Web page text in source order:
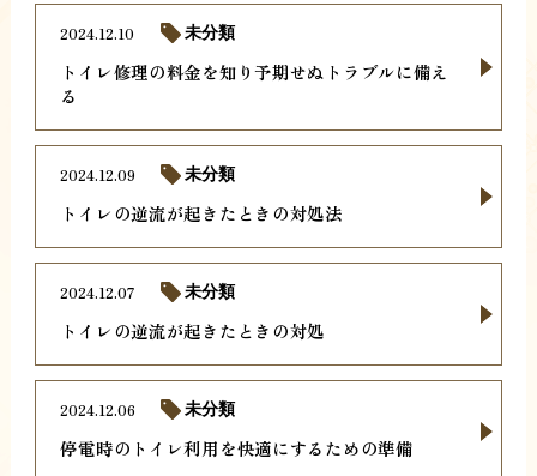
トイレ修理の料金を知り予期せぬトラブルに備え
る
2024.12.10 未分類
トイレの逆流が起きたときの対処法
2024.12.09 未分類
トイレの逆流が起きたときの対処
2024.12.07 未分類
停電時のトイレ利用を快適にするための準備
2024.12.06 未分類